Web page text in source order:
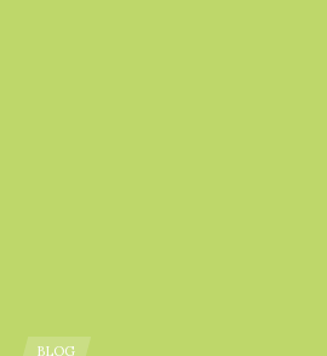
BLOG